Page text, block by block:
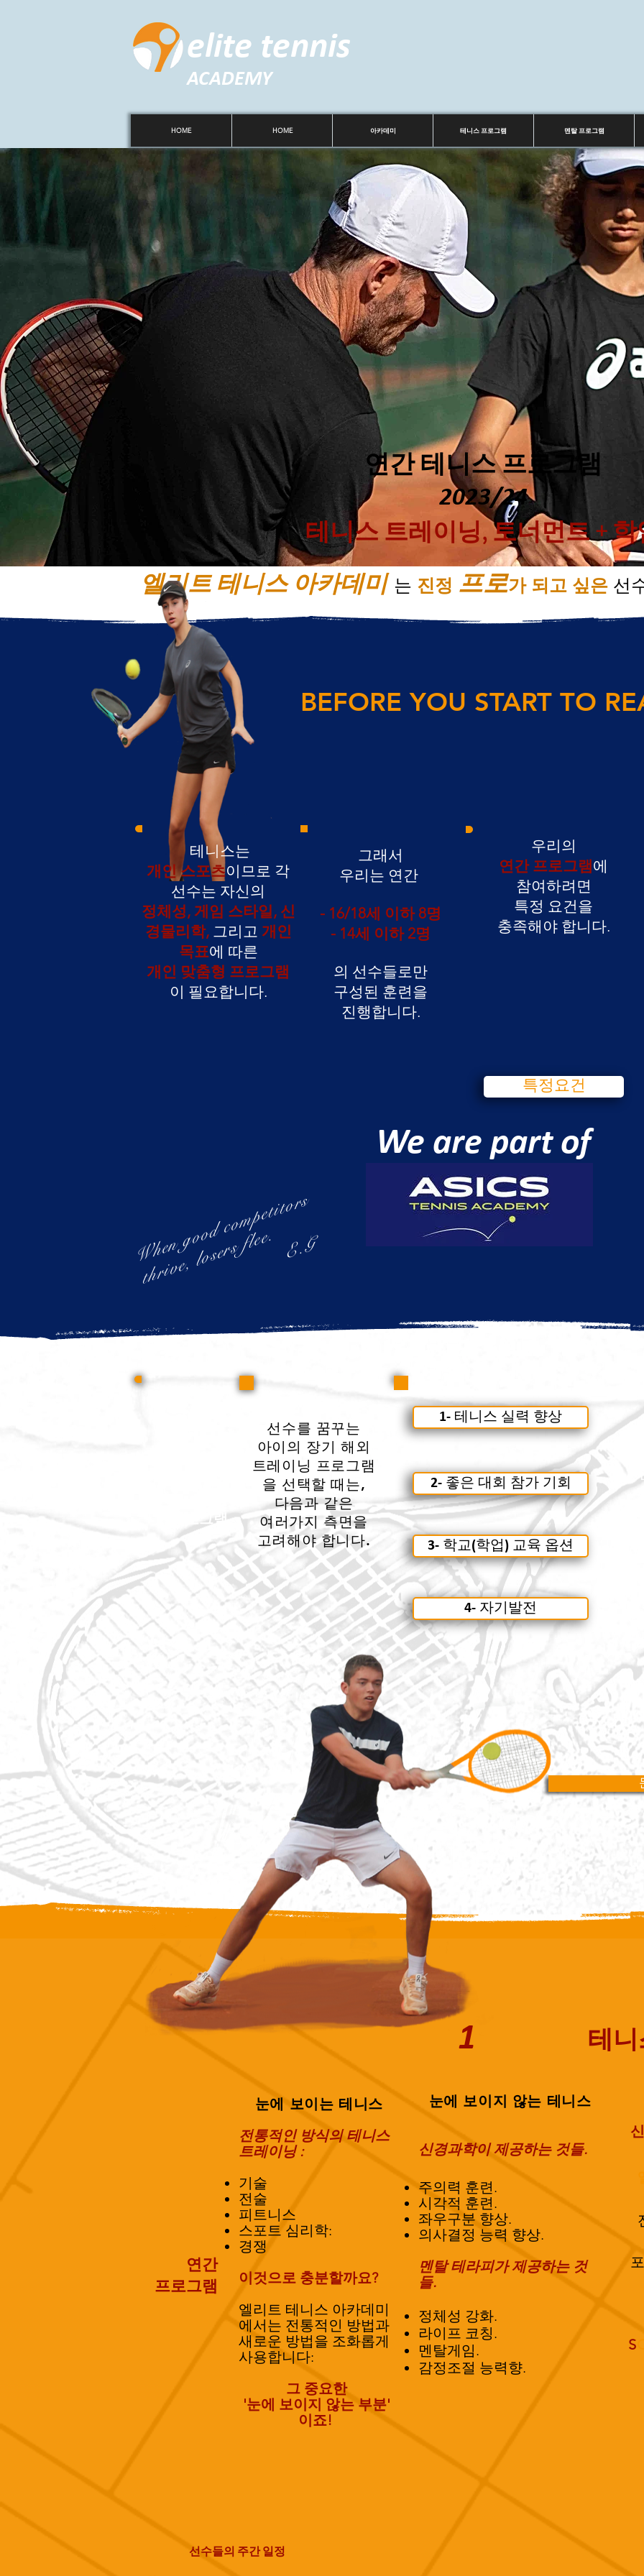
elite tennis
ACADEMY
HOME HOME 아카데미 테니스 프로그램 멘탈 프로그램
연간 테니스 프로그램
2023/24
테니스 트레이닝, 토너먼트 +
엘리트 테니스 아카데미 는 진정 프로가 되고 싶은 선
BEFORE YOU START TO
테니스는
개인 스포츠이므로 각
선수는 자신의
정체성, 게임 스타일, 신
경물리학,그리고 개인
목표에 따른
개인 맞춤형 프로그램
이 필요합니다.
그래서
우리는 연간
- 16/18세 이하 8명
- 14세 이하 2명
의 선수들로만
구성된 훈련을
진행합니다.
우리의
연간 프로그램에
참여하려면
특정 요건을
충족해야 합니다.
특정요건
We are part of
W
h
e
n
g
o
o
d
c
o
m
p
e
t
i
t
o
r
s
t
h
r
i
v
e
,
l
o
s
e
r
s
f
l
e
e
.
E.G
​프로그램
선수를 꿈꾸는
아이의 장기 해외
트레이닝 프로그램
을 선택할 때는,
다음과 같은
여러가지 측면을
고려해야 합니다.
1- 테니스 실력 향상
2- 좋은 대회 참가 기회
3- 학교(학업) 교육 옵션
4- 자기발전
1 테니
눈에 보이는 테니스
전통적인 방식의 테니스
트레이닝 :
기술
전술
​피트니스
스포트 심리학:
경쟁
이것으로 충분할까요?
엘리트 테니스 아카데미
에서는 전통적인 방법과
새로운 방법을 조화롭게
사용합니다:
그 중요한
'눈에 보이지 않는 부분'
이죠!
눈에 보이지 않는 테니스
신경과학이 제공하는 것들.
주의력 훈련.
시각적 훈련.
좌우구분 향상.
의사결정 능력 향상.
멘탈 테라피가 제공하는 것
들.
정체성 강화.
라이프 코칭.
멘탈게임.
감정조절 능력향.
S
연간
​프로그램
선수들의 주간 일정